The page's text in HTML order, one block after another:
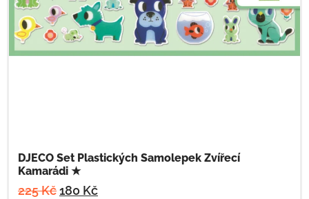
DJECO Set Plastických Samolepek Zvířecí
Kamarádi ★
225Kč180 Kč